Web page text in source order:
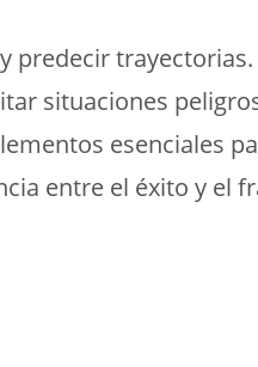
situaciones
esenciales
entre el éxito y el